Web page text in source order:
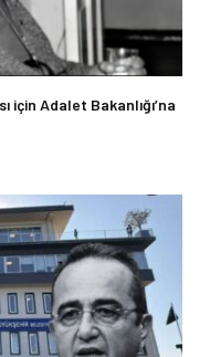
için Adalet Bakanlığı’na